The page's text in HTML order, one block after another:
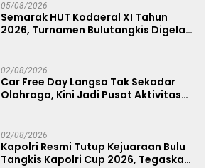
05/08/2026
Semarak HUT Kodaeral XI Tahun
2026, Turnamen Bulutangkis Digelar
02/08/2026
Car Free Day Langsa Tak Sekadar
Olahraga, Kini Jadi Pusat Aktivitas
02/08/2026
Kapolri Resmi Tutup Kejuaraan Bulu
Tangkis Kapolri Cup 2026, Tegaskan